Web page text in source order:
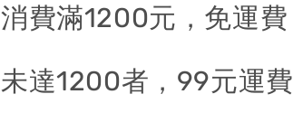
消費滿1200元，免運費
未達1200者，99元運費